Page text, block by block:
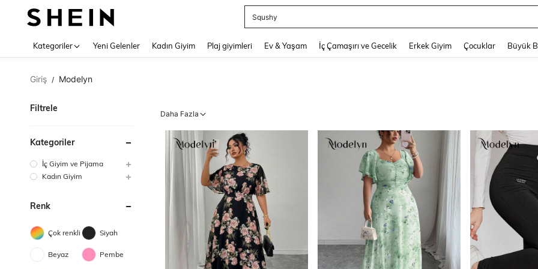
Squshy
Kategoriler Yeni Gelenler Kadın Giyim Plaj giyimleri Ev & Yaşam İç Çamaşırı ve Gecelik Erkek Giyim Çocuklar Büyük
Giriş / Modelyn
Filtrele
Kategoriler
İç Giyim ve Pijama
Kadın Giyim
Renk
Çok renkli Siyah
Beyaz Pembe
Daha Fazla